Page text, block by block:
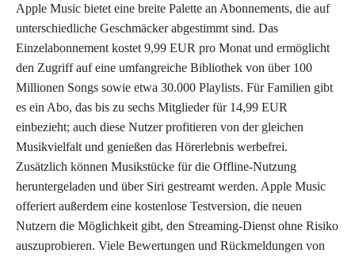
Apple Music bietet eine breite Palette an Abonnements, die auf
unterschiedliche Geschmäcker abgestimmt sind. Das
Einzelabonnement kostet 9,99 EUR pro Monat und ermöglicht
den Zugriff auf eine umfangreiche Bibliothek von über 100
Millionen Songs sowie etwa 30.000 Playlists. Für Familien gibt
es ein Abo, das bis zu sechs Mitglieder für 14,99 EUR
einbezieht; auch diese Nutzer profitieren von der gleichen
Musikvielfalt und genießen das Hörerlebnis werbefrei.
Zusätzlich können Musikstücke für die Offline-Nutzung
heruntergeladen und über Siri gestreamt werden. Apple Music
offeriert außerdem eine kostenlose Testversion, die neuen
Nutzern die Möglichkeit gibt, den Streaming-Dienst ohne Risiko
auszuprobieren. Viele Bewertungen und Rückmeldungen von